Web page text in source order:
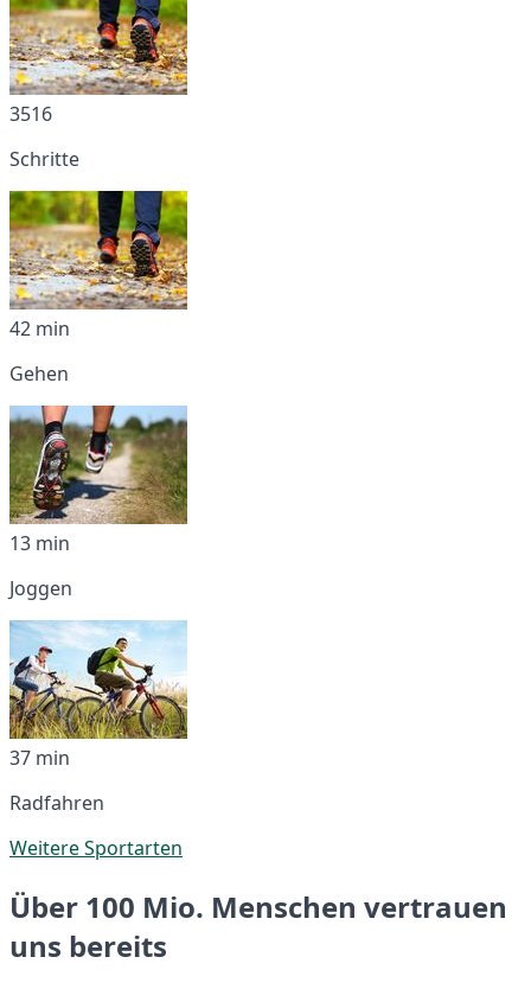
3516
Schritte
42 min
Gehen
13 min
Joggen
37 min
Radfahren
Weitere Sportarten
Über 100 Mio. Menschen vertrauen
uns bereits